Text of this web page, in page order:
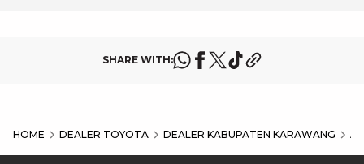
SHARE WITH:
HOME DEALER TOYOTA DEALER KABUPATEN KARAWANG